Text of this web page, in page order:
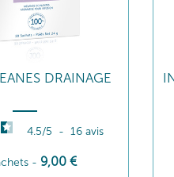
DRAINAGE
4.5/5 - 16 avis
- 9,00 €